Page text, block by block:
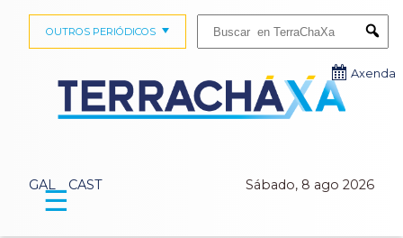
GAL CAST Sábado, 8 ago 2026
OUTROS PERIÓDICOS
Axenda
☰